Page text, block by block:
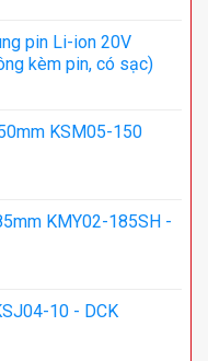
pin Li-ion 20V
kèm pin, có sạc)
KSM05-150
KMY02-185SH -
10 - DCK